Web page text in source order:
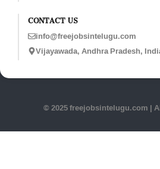
CONTACT US
info@freejobsintelugu.com
Vijayawada, Andhra Pradesh,
© 2025 freejobsintelugu.com |